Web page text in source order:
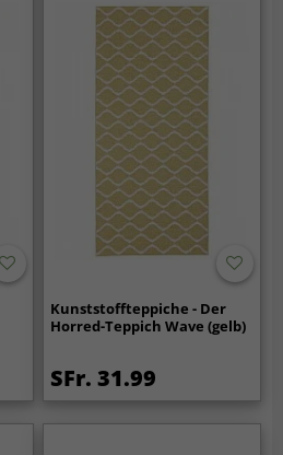
Kunststoffteppiche - Der
Horred-Teppich Wave (gelb)
SFr. 31.99